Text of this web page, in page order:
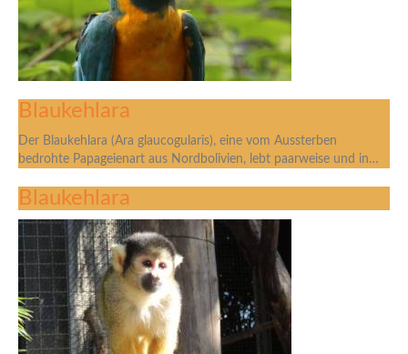
Blaukehlara
Der Blaukehlara (Ara glaucogularis), eine vom Aussterben
bedrohte Papageienart aus Nordbolivien, lebt paarweise und in…
Blaukehlara